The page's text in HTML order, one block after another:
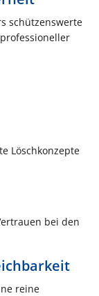
schützenswerte
Löschkonzepte
bei den
reine